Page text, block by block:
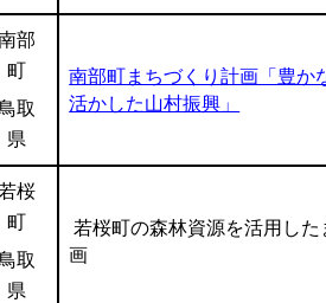
部
町
取
県
南部町まちづくり計画「豊か
活かした山村振興」
桜
町
取
県
若桜町の森林資源を活用した
画